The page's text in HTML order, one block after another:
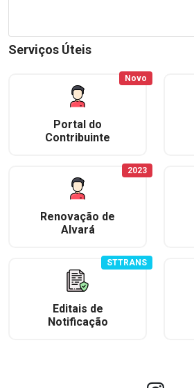
Serviços Úteis
Portal do
Contribuinte
Novo
Renovação de
Alvará
2023
Editais de
Notificação
STTRANS